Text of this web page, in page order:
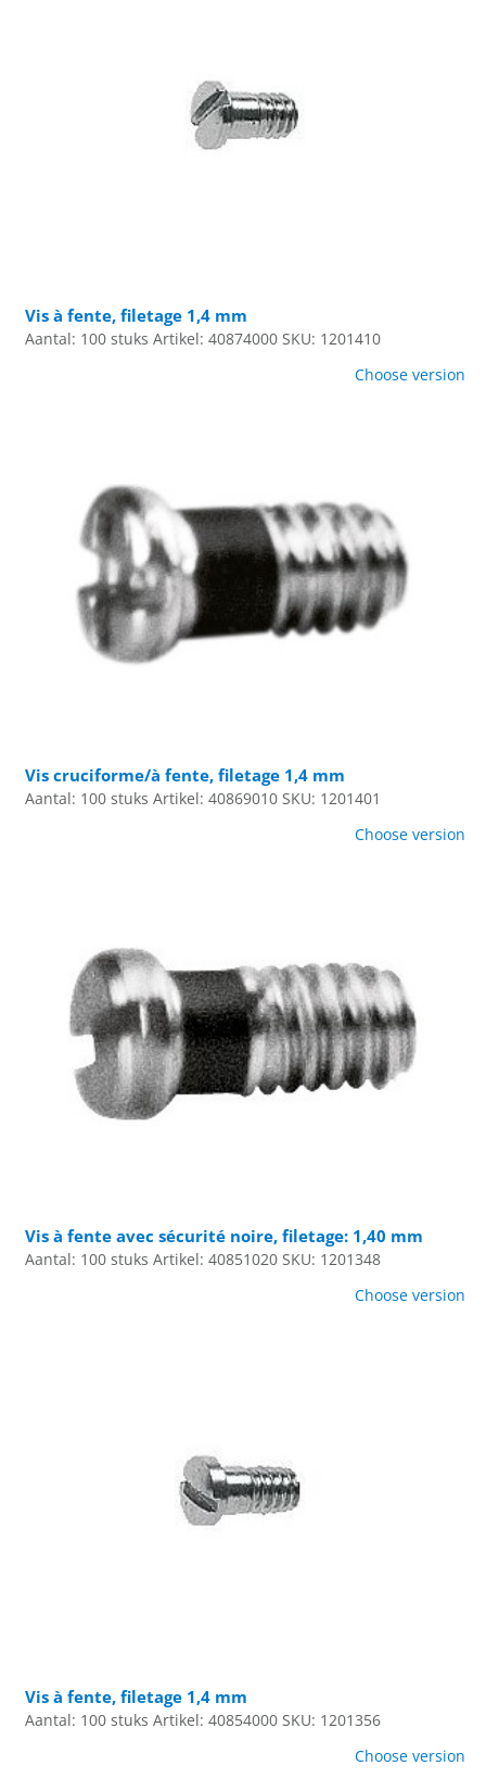
Vis à fente, filetage 1,4 mm
Aantal: 100 stuks Artikel: 40874000 SKU: 1201410
Choose version
Vis cruciforme/à fente, filetage 1,4 mm
Aantal: 100 stuks Artikel: 40869010 SKU: 1201401
Choose version
Vis à fente avec sécurité noire, filetage: 1,40 mm
Aantal: 100 stuks Artikel: 40851020 SKU: 1201348
Choose version
Vis à fente, filetage 1,4 mm
Aantal: 100 stuks Artikel: 40854000 SKU: 1201356
Choose version